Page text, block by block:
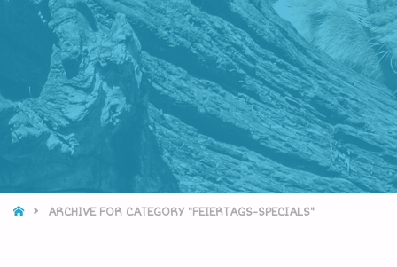
STARTSEITE
ARCHIVE FOR CATEGORY "FEIERTAGS-SPECIALS"